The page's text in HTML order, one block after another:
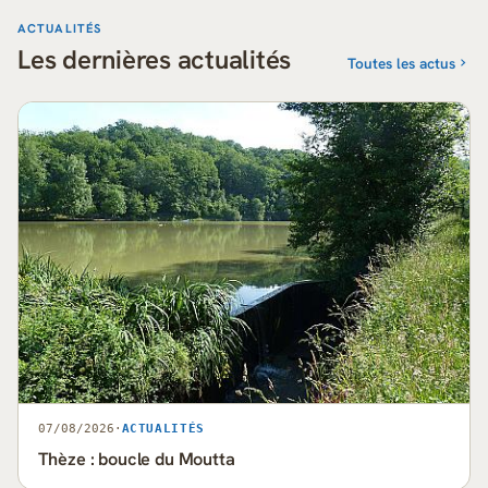
ACTUALITÉS
Les dernières actualités Toutes les actus
07/08/2026 · ACTUALITÉS
Thèze : boucle du Moutta